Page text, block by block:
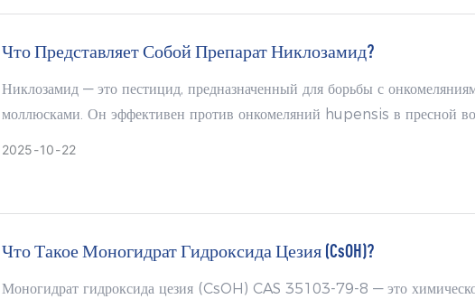
жидкости.
Что Представляет Собой Препарат Никлозамид?
Никлозамид — это пестицид, предназначенный для борьбы с
моллюсками. Он эффективен против онкомеляний hupensis в пресной
2025 10 22
Что Такое Моногидрат Гидроксида Цезия (CsOH)?
Моногидрат гидроксида цезия (CsOH) CAS 35103-79-8 — это